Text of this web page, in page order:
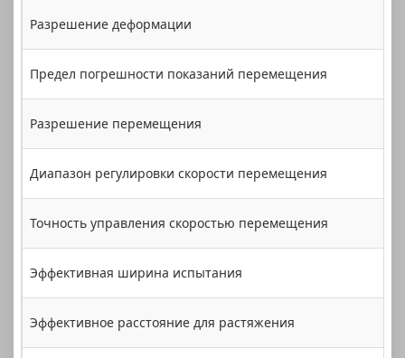
Разрешение деформации
Предел погрешности показаний перемещения
Разрешение перемещения
Диапазон регулировки скорости перемещения
Точность управления скоростью перемещения
Эффективная ширина испытания
Эффективное расстояние для растяжения